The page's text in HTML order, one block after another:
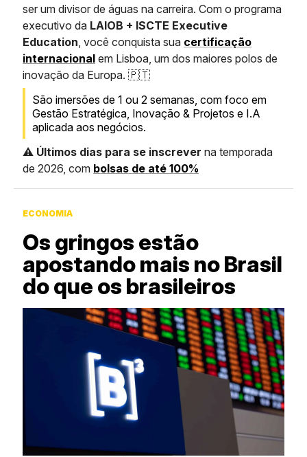
ser um divisor de águas na carreira. Com o programa
executivo da LAIOB + ISCTE Executive
Education , você conquista sua certificação
internacional em Lisboa, um dos maiores polos de
inovação da Europa. 🇵🇹
São imersões de 1 ou 2 semanas, com foco em
Gestão Estratégica, Inovação & Projetos e I.A
aplicada aos negócios.
⚠️ Últimos dias para se inscrever na temporada
de 2026, com bolsas de até 100%
ECONOMIA
Os gringos estão
apostando mais no Brasil
do que os brasileiros